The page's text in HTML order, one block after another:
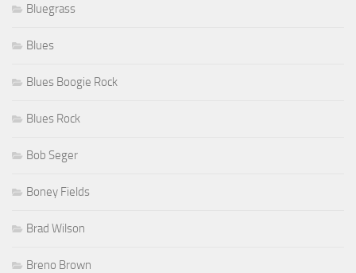
Bluegrass
Blues
Blues Boogie Rock
Blues Rock
Bob Seger
Boney Fields
Brad Wilson
Breno Brown